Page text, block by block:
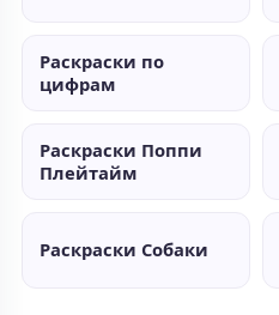
Раскраски по
цифрам
Раскраски Поппи
Плейтайм
Раскраски Собаки